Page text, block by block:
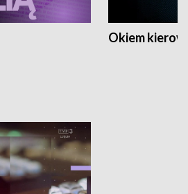
Okiem